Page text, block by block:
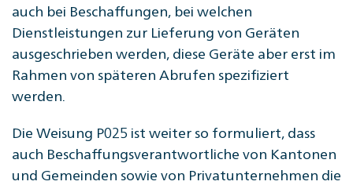
auch bei Beschaffungen, bei welchen
Dienstleistungen zur Lieferung von Geräten
ausgeschrieben werden, diese Geräte aber erst im
Rahmen von späteren Abrufen spezifiziert
werden.
Die Weisung P025 ist weiter so formuliert, dass
auch Beschaffungsverantwortliche von Kantonen
und Gemeinden sowie von Privatunternehmen die